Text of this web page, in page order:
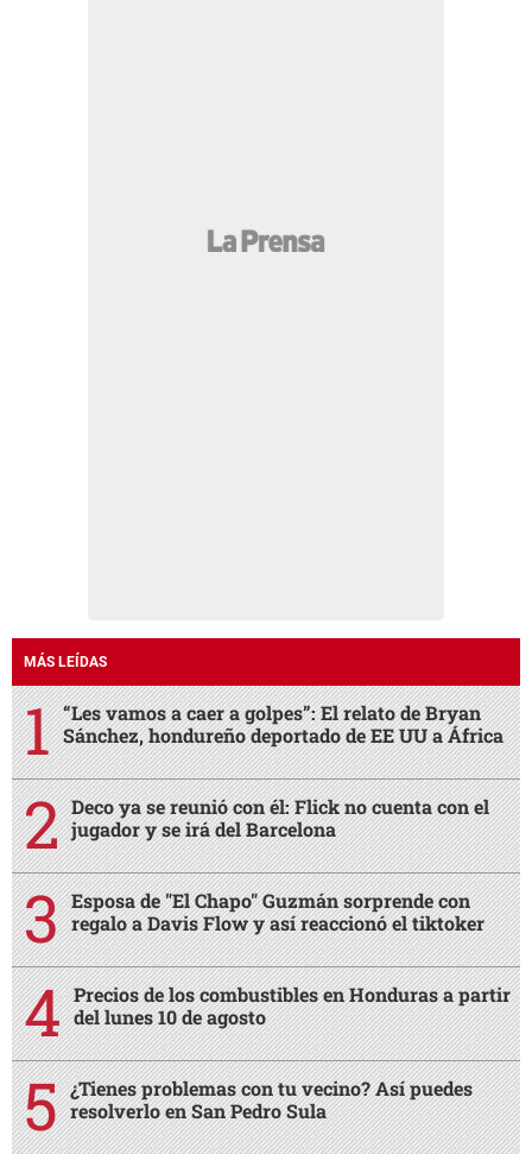
MÁS LEÍDAS
“Les vamos a caer a golpes”: El relato de Bryan
Sánchez, hondureño deportado de EE UU a África
Deco ya se reunió con él: Flick no cuenta con el
jugador y se irá del Barcelona
Esposa de "El Chapo" Guzmán sorprende con
regalo a Davis Flow y así reaccionó el tiktoker
Precios de los combustibles en Honduras a partir
del lunes 10 de agosto
¿Tienes problemas con tu vecino? Así puedes
resolverlo en San Pedro Sula